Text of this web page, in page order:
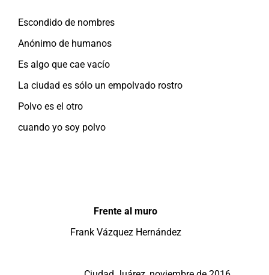
Escondido de nombres
Anónimo de humanos
Es algo que cae vacío
La ciudad es sólo un empolvado rostro
Polvo es el otro
cuando yo soy polvo
Frente al muro
Frank Vázquez Hernández